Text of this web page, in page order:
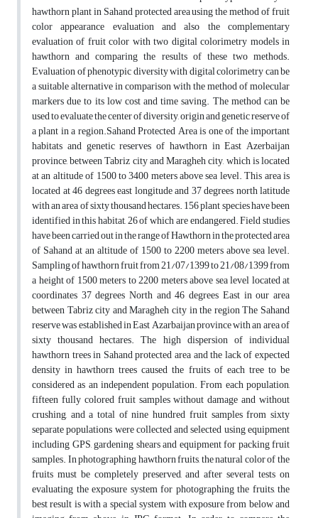
hawthorn plant in Sahand protected area using the method of fruit
color appearance evaluation and also the complementary
evaluation of fruit color with two digital colorimetry models in
hawthorn and comparing the results of these two methods.
Evaluation of phenotypic diversity with digital colorimetry can be
a suitable alternative in comparison with the method of molecular
markers due to its low cost and time saving. The method can be
used to evaluate the center of diversity, origin and genetic reserve of
a plant in a region.Sahand Protected Area is one of the important
habitats and genetic reserves of hawthorn in East Azerbaijan
province, between Tabriz city and Maragheh city, which is located
at an altitude of 1500 to 3400 meters above sea level. This area is
located at 46 degrees east longitude and 37 degrees north latitude
with an area of sixty thousand hectares. 156 plant species have been
identified in this habitat, 26 of which are endangered. Field studies
have been carried out in the range of Hawthorn in the protected area
of Sahand at an altitude of 1500 to 2200 meters above sea level.
Sampling of hawthorn fruit from 21/07/1399 to 21/08/1399 from
a height of 1500 meters to 2200 meters above sea level located at
coordinates 37 degrees North and 46 degrees East in our area
between Tabriz city and Maragheh city in the region The Sahand
reserve was established in East Azarbaijan province with an area of
sixty thousand hectares. The high dispersion of individual
hawthorn trees in Sahand protected area and the lack of expected
density in hawthorn trees caused the fruits of each tree to be
considered as an independent population. From each population,
fifteen fully colored fruit samples without damage and without
crushing, and a total of nine hundred fruit samples from sixty
separate populations were collected and selected using equipment
including GPS, gardening shears and equipment for packing fruit
samples. In photographing hawthorn fruits, the natural color of the
fruits must be completely preserved, and after several tests on
evaluating the exposure system for photographing the fruits, the
best result is with a special system with exposure from below and